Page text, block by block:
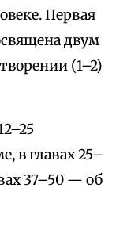
Первая
двум
(1–2)
в главах 25–
37–50 — об